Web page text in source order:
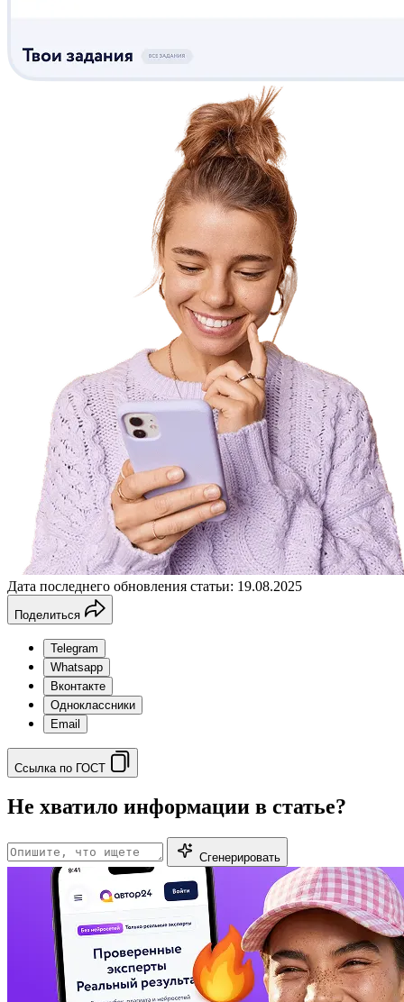
Дата последнего обновления статьи: 19.08.2025
Поделиться
Telegram
Whatsapp
Вконтакте
Одноклассники
Email
Ссылка по ГОСТ
Не хватило информации в статье?
Сгенерировать